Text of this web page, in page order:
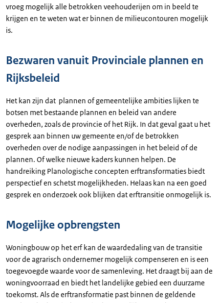
vroeg mogelijk alle betrokken veehouderijen om in beeld te
krijgen en te weten wat er binnen de milieucontouren mogelijk
is.
Bezwaren vanuit Provinciale plannen en
Rijksbeleid
Het kan zijn dat plannen of gemeentelijke ambities lijken te
botsen met bestaande plannen en beleid van andere
overheden, zoals de provincie of het Rijk. In dat geval gaat u het
gesprek aan binnen uw gemeente en/of de betrokken
overheden over de nodige aanpassingen in het beleid of de
plannen. Of welke nieuwe kaders kunnen helpen. De
handreiking Planologische concepten erftransformaties biedt
perspectief en schetst mogelijkheden. Helaas kan na een goed
gesprek en onderzoek ook blijken dat erftransitie onmogelijk is.
Mogelijke opbrengsten
Woningbouw op het erf kan de waardedaling van de transitie
voor de agrarisch ondernemer mogelijk compenseren en is een
toegevoegde waarde voor de samenleving. Het draagt bij aan de
woningvoorraad en biedt het landelijke gebied een duurzame
toekomst. Als de erftransformatie past binnen de geldende